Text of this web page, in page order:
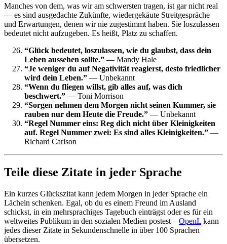
Manches von dem, was wir am schwersten tragen, ist gar nicht real
— es sind ausgedachte Zukünfte, wiedergekäute Streitgespräche
und Erwartungen, denen wir nie zugestimmt haben. Sie loszulassen
bedeutet nicht aufzugeben. Es heißt, Platz zu schaffen.
“Glück bedeutet, loszulassen, wie du glaubst, dass dein
Leben aussehen sollte.” — Mandy Hale
“Je weniger du auf Negativität reagierst, desto friedlicher
wird dein Leben.” — Unbekannt
“Wenn du fliegen willst, gib alles auf, was dich
beschwert.” — Toni Morrison
“Sorgen nehmen dem Morgen nicht seinen Kummer, sie
rauben nur dem Heute die Freude.” — Unbekannt
“Regel Nummer eins: Reg dich nicht über Kleinigkeiten
auf. Regel Nummer zwei: Es sind alles Kleinigkeiten.” —
Richard Carlson
Teile diese Zitate in jeder Sprache
Ein kurzes Glückszitat kann jedem Morgen in jeder Sprache ein
Lächeln schenken. Egal, ob du es einem Freund im Ausland
schickst, in ein mehrsprachiges Tagebuch einträgst oder es für ein
weltweites Publikum in den sozialen Medien postest – OpenL kann
jedes dieser Zitate in Sekundenschnelle in über 100 Sprachen
übersetzen.